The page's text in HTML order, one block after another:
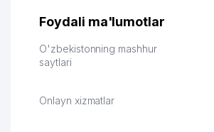
их работе значительно
обслуживания клиентов.
Рекомендую этот колл-
Vip Brand 31.07.2026 11:43:39
Foydali ma'lumotlar
O'zbekistonning mashhur
saytlari
Onlayn xizmatlar